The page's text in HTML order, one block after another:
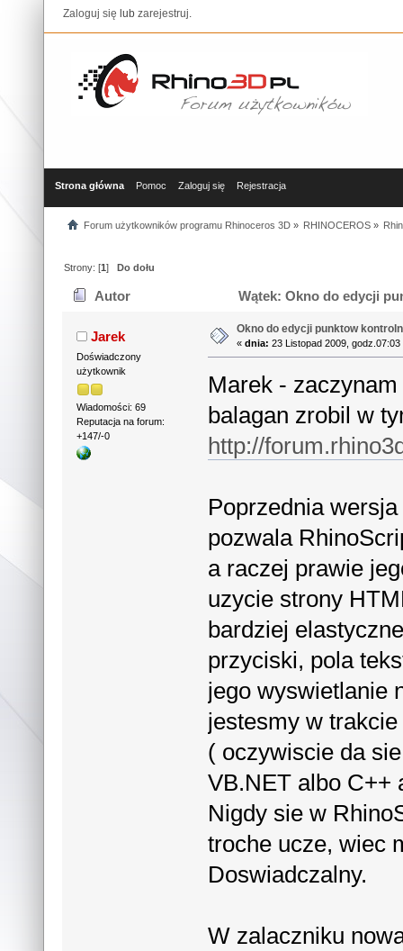
Zaloguj się lub zarejestruj.
Strona główna Pomoc Zaloguj się Rejestracja
Forum użytkowników programu Rhinoceros 3D» RHINOCEROS»
Strony: [1]Do dołu
Autor Wątek: Okno do edycji
Jarek
Doświadczony
użytkownik
Wiadomości: 69
Reputacja na forum:
+147/-0
Okno do edycji punktow
«dnia: 23 Listopad 2009, godz.07:03
Marek -
balagan zrobil w
http://
Poprzednia
pozwala
a raczej prawie
uzycie strony
bardziej
przyciski, pola
jego wyswietlanie
jestesmy w
( oczywiscie da
VB.NET albo C++
Nigdy sie w
troche ucze, wiec
Doswiadczalny.
W zalaczniku